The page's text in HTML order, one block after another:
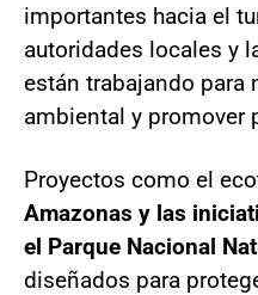
importantes hacia el
autoridades locales y
están trabajando para
ambiental y promover
Proyectos como el
Amazonas y las
el Parque Nacional
diseñados para